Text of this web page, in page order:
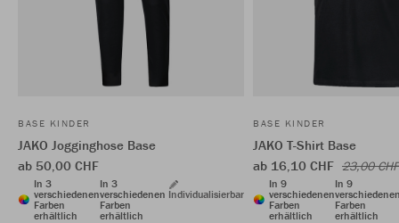
BASE KINDER
JAKO Jogginghose Base
ab 50,00 CHF
In 3
verschiedenen
Farben
erhältlich
In 3
verschiedenen
Farben
erhältlich
Individualisierbar
BASE KINDER
JAKO T-Shirt Base
ab 16,10 CHF 23,00 CHF
In 9
verschiedenen
Farben
erhältlich
In 9
Farben
erhältlich